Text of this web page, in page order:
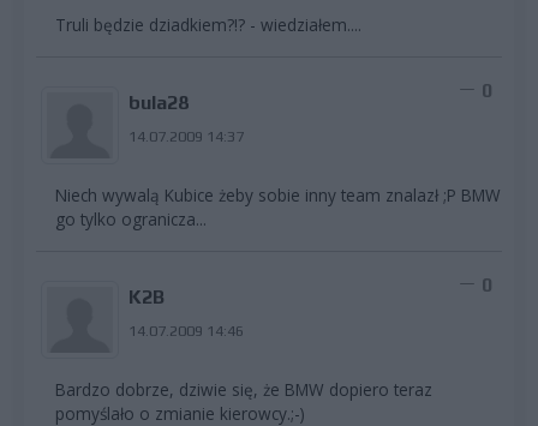
Truli będzie dziadkiem?!? - wiedziałem....
bula28
14.07.2009 14:37
0
Niech wywalą Kubice żeby sobie inny team znalazł ;P BMW
go tylko ogranicza...
K2B
14.07.2009 14:46
0
Bardzo dobrze, dziwie się, że BMW dopiero teraz
pomyślało o zmianie kierowcy.;-)